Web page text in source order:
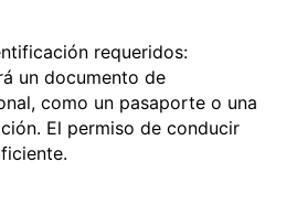
requeridos:
un documento de
como un pasaporte o una
El permiso de conducir